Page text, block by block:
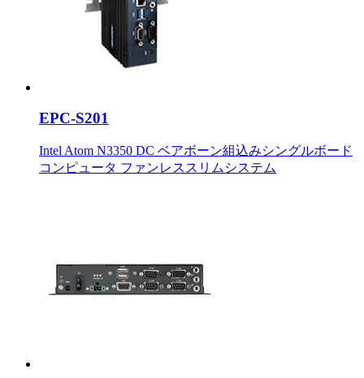
EPC-S201
Intel Atom N3350 DC ベアボーン組込みシングルボード
コンピュータ ファンレススリムシステム